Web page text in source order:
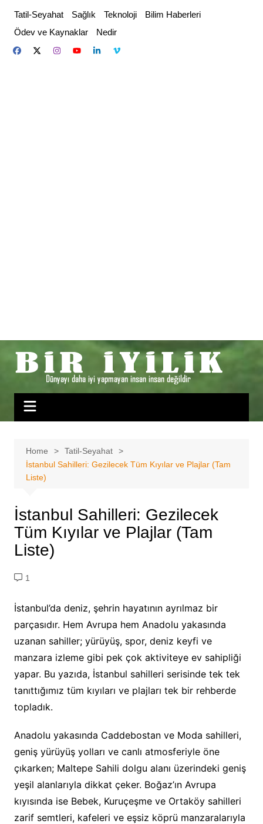
content
Tatil-Seyahat Sağlık Teknoloji
Bilim Haberleri
Ödev ve Kaynaklar
Nedir
Home
Tatil-Seyahat
İstanbul Sahilleri: Gezilecek Tüm Kıyılar ve Plajlar (Tam
Liste)
İstanbul Sahilleri: Gezilecek
Tüm Kıyılar ve Plajlar (Tam
Liste)
1
İstanbul’da deniz, şehrin hayatının ayrılmaz bir
parçasıdır. Hem Avrupa hem Anadolu yakasında
uzanan sahiller; yürüyüş, spor, deniz keyfi ve
manzara izleme gibi pek çok aktiviteye ev sahipliği
yapar. Bu yazıda, İstanbul sahilleri serisinde tek tek
tanıttığımız tüm kıyıları ve plajları tek bir rehberde
topladık.
Anadolu yakasında Caddebostan ve Moda sahilleri,
geniş yürüyüş yolları ve canlı atmosferiyle öne
çıkarken; Maltepe Sahili dolgu alanı üzerindeki geniş
yeşil alanlarıyla dikkat çeker. Boğaz’ın Avrupa
kıyısında ise Bebek, Kuruçeşme ve Ortaköy sahilleri
zarif semtleri, kafeleri ve eşsiz köprü manzaralarıyla